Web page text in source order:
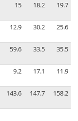
15 18.2 19.7
12.9 30.2 25.6
59.6 33.5 35.5
9.2 17.1 11.9
143.6 147.7 158.2